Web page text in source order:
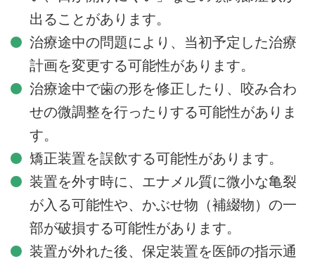
出ることがあります。
治療途中の問題により、当初予定した治療
計画を変更する可能性があります。
治療途中で歯の形を修正したり、咬み合わ
せの微調整を行ったりする可能性がありま
す。
矯正装置を誤飲する可能性があります。
装置を外す時に、エナメル質に微小な亀裂
が入る可能性や、かぶせ物（補綴物）の一
部が破損する可能性があります。
装置が外れた後、保定装置を医師の指示通